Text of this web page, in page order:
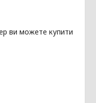
ви можете купити